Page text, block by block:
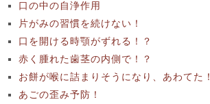
口の中の自浄作用
片がみの習慣を続けない！
口を開ける時顎がずれる！？
赤く腫れた歯茎の内側で！？
お餅が喉に詰まりそうになり、あわてた
あごの歪み予防！